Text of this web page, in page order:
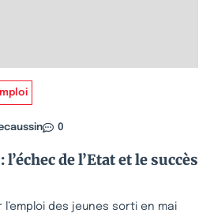
0
de l’Etat et le succès
l’emploi des jeunes sorti en mai